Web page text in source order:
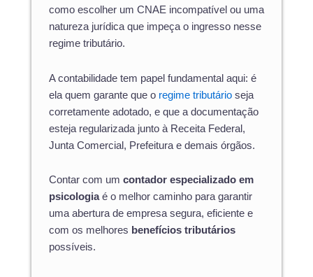
como escolher um CNAE incompatível ou uma
natureza jurídica que impeça o ingresso nesse
regime tributário.
A contabilidade tem papel fundamental aqui: é
ela quem garante que o regime tributário seja
corretamente adotado, e que a documentação
esteja regularizada junto à Receita Federal,
Junta Comercial, Prefeitura e demais órgãos.
Contar com um contador especializado em
psicologiaé o melhor caminho para garantir
uma abertura de empresa segura, eficiente e
com os melhores benefícios tributários
possíveis.